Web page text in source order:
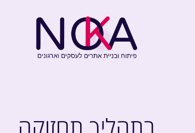
בתהליך תחזוקה